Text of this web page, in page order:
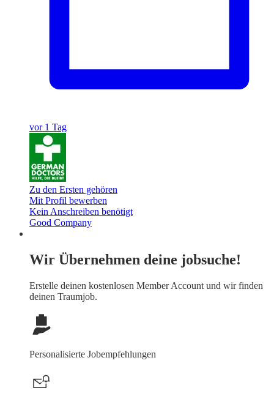
vor 1 Tag
Zu den Ersten gehören
Mit Profil bewerben
Kein Anschreiben benötigt
Good Company
Wir Übernehmen deine jobsuche!
Erstelle deinen kostenlosen Member Account und wir finden
deinen Traumjob.
Personalisierte Jobempfehlungen